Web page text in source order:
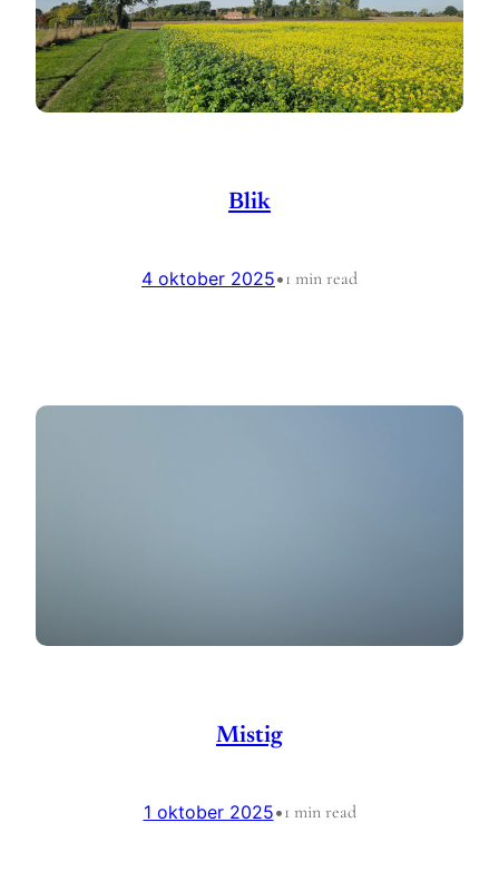
Blik
4 oktober 2025•1 min read
Mistig
1 oktober 2025•1 min read